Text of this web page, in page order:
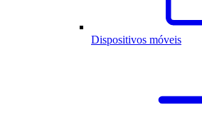
Dispositivos móveis